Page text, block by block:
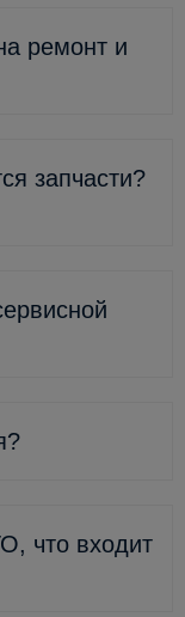
ремонт и
запчасти?
что входит